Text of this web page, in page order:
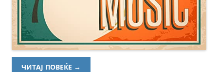
ЧИТАЈ ПОВЕЌЕ →